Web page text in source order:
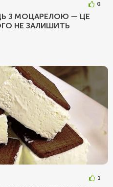
0
З МОЦАРЕЛОЮ — ЦЕ
НЕ ЗАЛИШИТЬ
1